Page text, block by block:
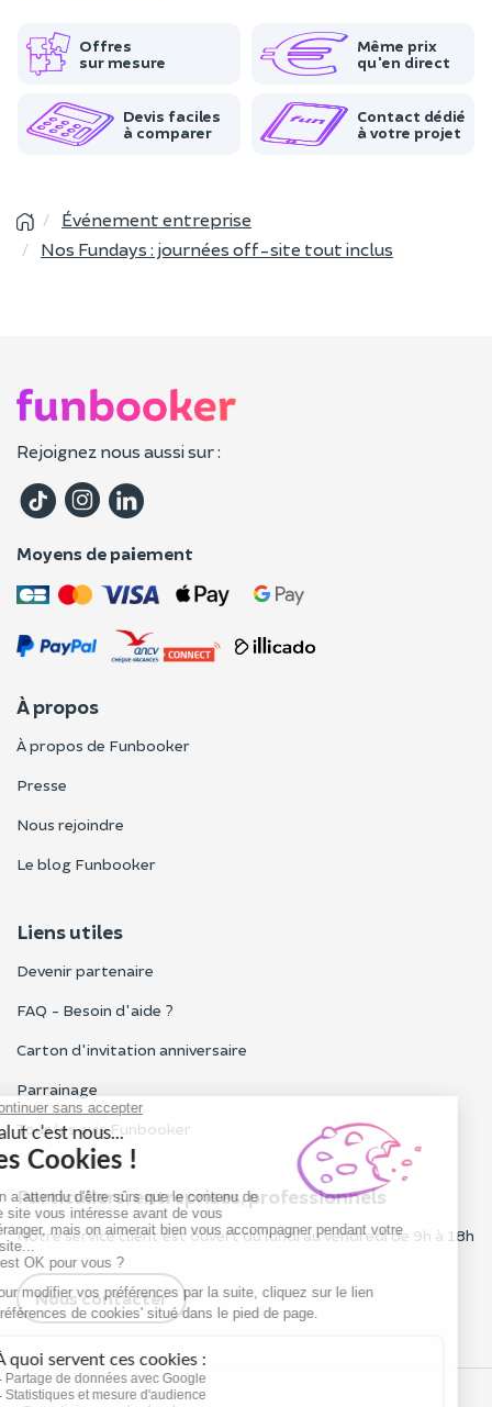
Offres
sur mesure
Même prix
qu'en direct
Devis faciles
à comparer
Contact dédié
à votre projet
Événement entreprise
Nos Fundays : journées off-site tout inclus
Rejoignez nous aussi sur :
Moyens de paiement
À propos
À propos de Funbooker
Presse
Nous rejoindre
Le blog Funbooker
Liens utiles
Devenir partenaire
FAQ - Besoin d'aide ?
Carton d'invitation anniversaire
Parrainage
Tous les avis Funbooker
Particuliers, entreprises, professionnels
Notre service client est ouvert du lundi au vendredi de 9h à 18h
Nous contacter